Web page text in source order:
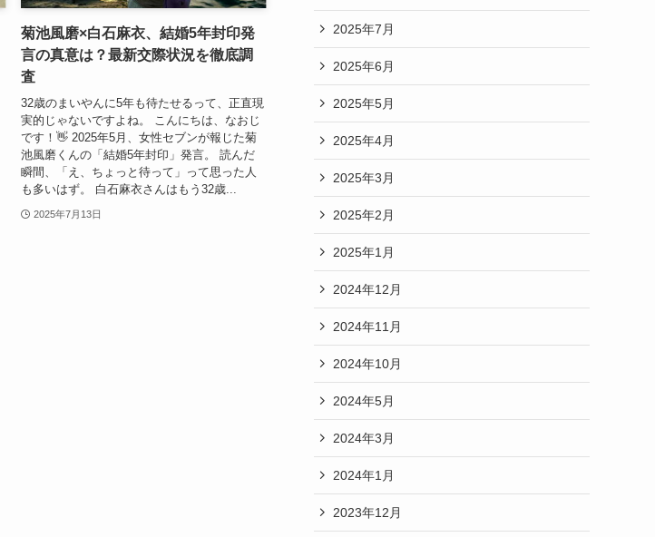
菊池風磨×白石麻衣、結婚5年封印発
言の真意は？最新交際状況を徹底調
査
32歳のまいやんに5年も待たせるって、正直現
実的じゃないですよね。 こんにちは、なおじ
です！👋 2025年5月、女性セブンが報じた菊
池風磨くんの「結婚5年封印」発言。 読んだ
瞬間、「え、ちょっと待って」って思った人
も多いはず。 白石麻衣さんはもう32歳...
2025年7月13日
2025年7月
2025年6月
2025年5月
2025年4月
2025年3月
2025年2月
2025年1月
2024年12月
2024年11月
2024年10月
2024年5月
2024年3月
2024年1月
2023年12月